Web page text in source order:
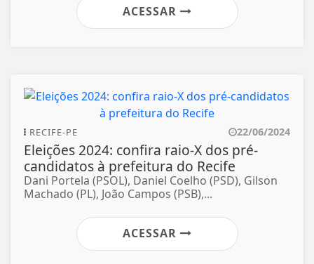
ACESSAR
RECIFE-PE 22/06/2024
Eleições 2024: confira raio-X dos pré-
candidatos à prefeitura do Recife
Dani Portela (PSOL), Daniel Coelho (PSD), Gilson
Machado (PL), João Campos (PSB),...
ACESSAR